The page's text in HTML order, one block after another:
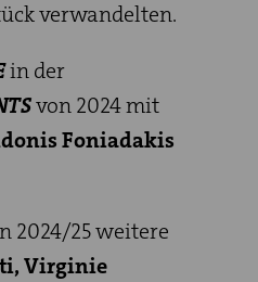
verwandelten.
in der
von 2024 mit
Foniadakis
2024/25 weitere
Virginie